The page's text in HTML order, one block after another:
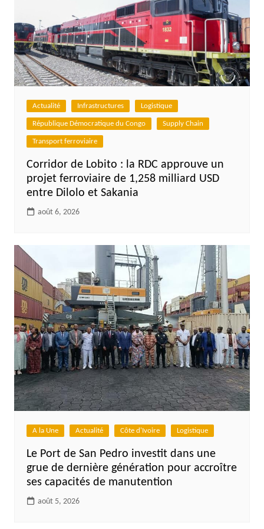
Actualité Infrastructures Logistique
République Démocratique du Congo Supply Chain
Transport ferroviaire
Corridor de Lobito : la RDC approuve un
projet ferroviaire de 1,258 milliard USD
entre Dilolo et Sakania
août 6, 2026
A la Une Actualité Côte d'Ivoire Logistique
Le Port de San Pedro investit dans une
grue de dernière génération pour accroître
ses capacités de manutention
août 5, 2026